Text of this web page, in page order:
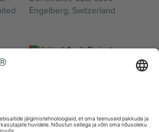
Engelberg, Switzerland
United Arab Emirates
UAE Dubai Silicon Oasis, DDP